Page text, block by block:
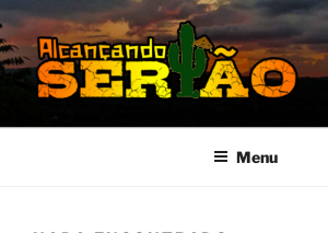
Pular
para
o
conteúdo
MISSÃO SERTÃO
Menu